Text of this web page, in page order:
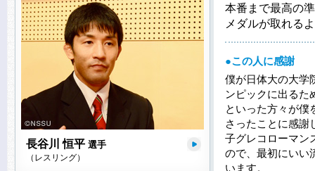
長谷川 恒平 選手
（レスリング）
本番まで最高の
メダルが取れる
●この人に感謝
僕が日体大の大学
ンピックに出るた
といった方々が僕
さったことに感謝
子グレコローマン
ので、最初にいい
います。